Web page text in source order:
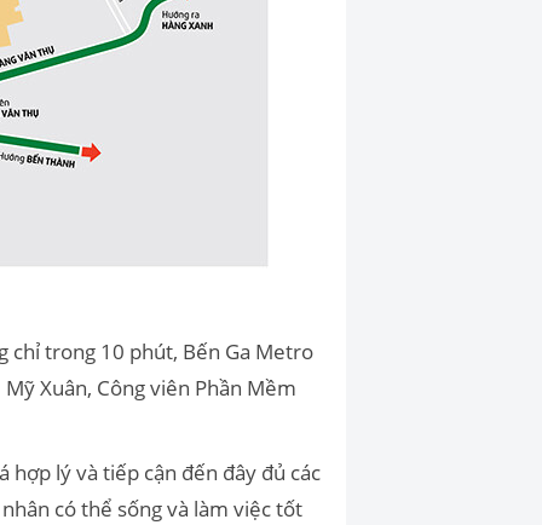
chỉ trong 10 phút, Bến Ga Metro
Xuân, Công viên Phần Mềm
hợp lý và tiếp cận đến đây đủ các
có thể sống và làm việc tốt